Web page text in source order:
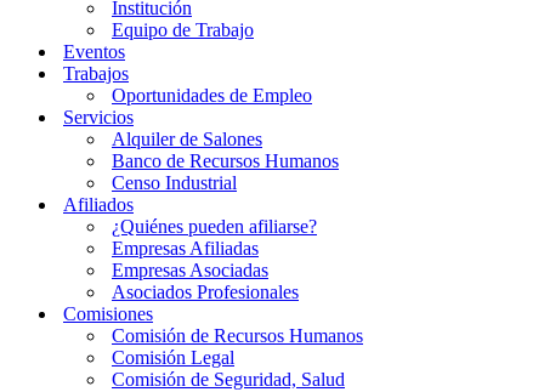
Institución
Equipo de Trabajo
Eventos
Trabajos
Oportunidades de Empleo
Servicios
Alquiler de Salones
Banco de Recursos Humanos
Censo Industrial
Afiliados
¿Quiénes pueden afiliarse?
Empresas Afiliadas
Empresas Asociadas
Asociados Profesionales
Comisiones
Comisión de Recursos Humanos
Comisión Legal
Comisión de Seguridad, Salud